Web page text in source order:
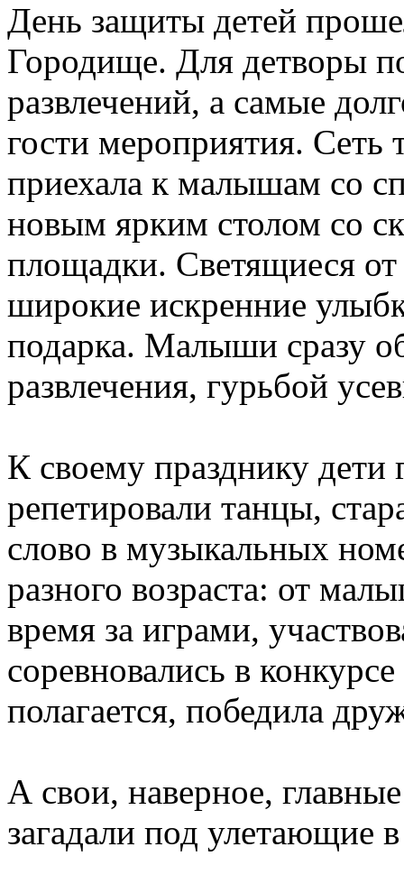
День защиты детей
Городище. Для детворы
развлечений, а самые
гости мероприятия. Сеть
приехала к малышам со
новым ярким столом со
площадки. Светящиеся от
широкие искренние
подарка. Малыши сразу
развлечения, гурьбой
К своему празднику дети
репетировали танцы,
слово в музыкальных
разного возраста: от
время за играми,
соревновались в
полагается, победила
А свои, наверное,
загадали под улетающие